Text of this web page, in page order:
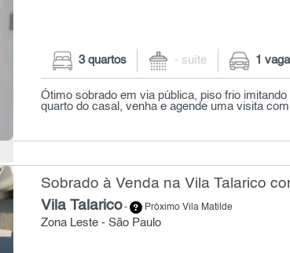
3 quartos - suíte 1 vaga
Ótimo sobrado em via pública, piso frio
quarto do casal, venha e agende uma visita
Sobrado à Venda na Vila Talarico
Vila Talarico- Próximo Vila Matilde
Zona Leste - São Paulo